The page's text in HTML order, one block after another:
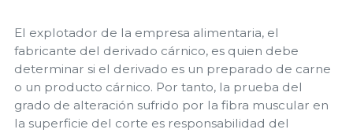
El explotador de la empresa alimentaria, el
fabricante del derivado cárnico, es quien debe
determinar si el derivado es un preparado de carne
o un producto cárnico. Por tanto, la prueba del
grado de alteración sufrido por la fibra muscular en
la superficie del corte es responsabilidad del